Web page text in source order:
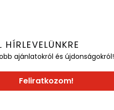
ajánlatokról és újdonságokról!
Feliratkozom!